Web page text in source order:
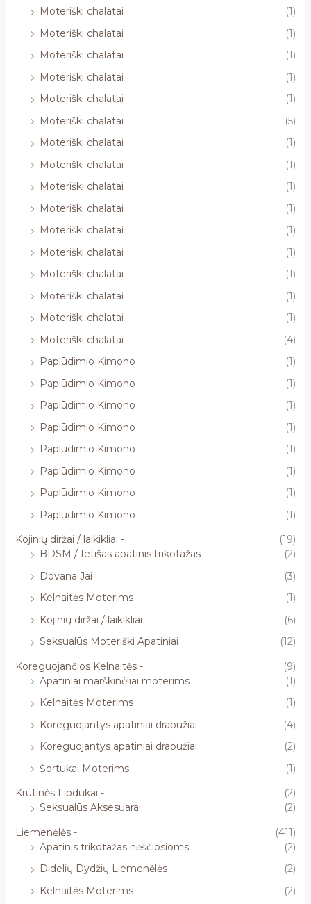
Moteriški chalatai
(1)
Moteriški chalatai
(1)
Moteriški chalatai
(1)
Moteriški chalatai
(1)
Moteriški chalatai
(1)
Moteriški chalatai
(5)
Moteriški chalatai
(1)
Moteriški chalatai
(1)
Moteriški chalatai
(1)
Moteriški chalatai
(1)
Moteriški chalatai
(1)
Moteriški chalatai
(1)
Moteriški chalatai
(1)
Moteriški chalatai
(1)
Moteriški chalatai
(1)
Moteriški chalatai
(4)
Paplūdimio Kimono
(1)
Paplūdimio Kimono
(1)
Paplūdimio Kimono
(1)
Paplūdimio Kimono
(1)
Paplūdimio Kimono
(1)
Paplūdimio Kimono
(1)
Paplūdimio Kimono
(1)
Paplūdimio Kimono
(1)
Kojinių diržai / laikikliai -
(19)
BDSM / fetišas apatinis trikotažas
(2)
Dovana Jai !
(3)
Kelnaitės Moterims
(1)
Kojinių diržai / laikikliai
(6)
Seksualūs Moteriški Apatiniai
(12)
Koreguojančios Kelnaitės -
(9)
Apatiniai marškinėliai moterims
(1)
Kelnaitės Moterims
(1)
Koreguojantys apatiniai drabužiai
(4)
Koreguojantys apatiniai drabužiai
(2)
Šortukai Moterims
(1)
Krūtinės Lipdukai -
(2)
Seksualūs Aksesuarai
(2)
Liemenėlės -
(411)
Apatinis trikotažas nėščiosioms
(2)
Didelių Dydžių Liemenėlės
(2)
Kelnaitės Moterims
(2)